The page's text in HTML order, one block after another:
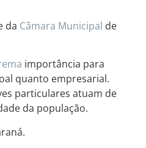
da Câmara Municipal de
importância para
quanto empresarial.
particulares atuam de
da população.